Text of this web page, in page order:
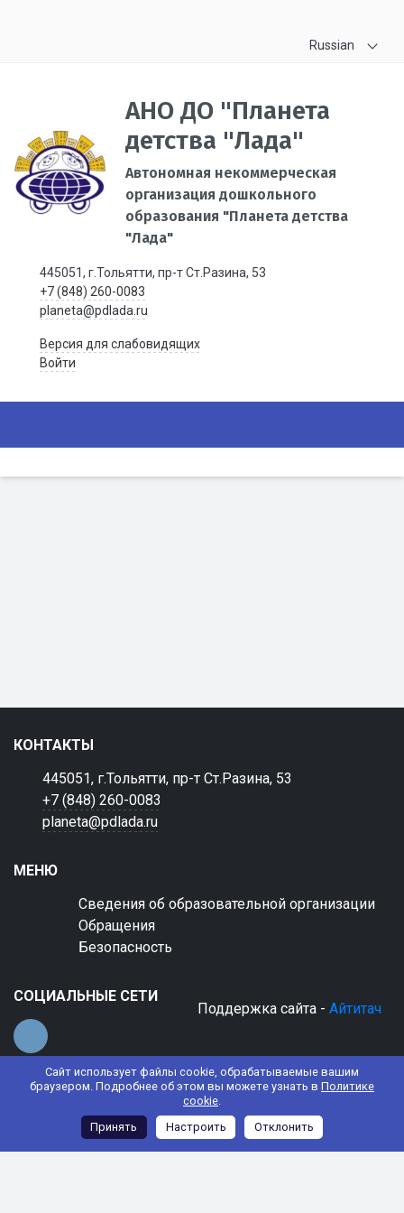
Сайт использует файлы cookie, обрабатываемые вашим
браузером. Подробнее об этом вы можете узнать в Политике
cookie.
Принять
Настроить Отклонить
Russian
АНО ДО "Планета
детства "Лада"
Автономная некоммерческая
организация дошкольного
образования "Планета детства
"Лада"
445051, г.Тольятти, пр-т Ст.Разина, 53
+7 (848) 260-0083
planeta@pdlada.ru
Версия для слабовидящих
Войти
КОНТАКТЫ
445051, г.Тольятти, пр-т Ст.Разина, 53
+7 (848) 260-0083
planeta@pdlada.ru
МЕНЮ
Сведения об образовательной организации
Обращения
Безопасность
СОЦИАЛЬНЫЕ СЕТИ
Поддержка сайта - Айтитач
© 2022 АНО ДО "Планета детства "Лада"